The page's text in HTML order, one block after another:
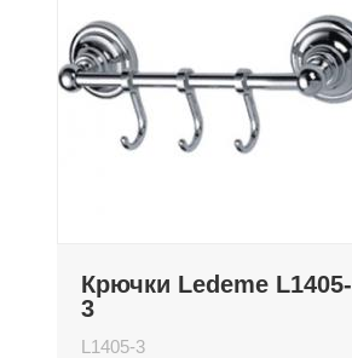
Крючки Ledeme L1405-
3
L1405-3